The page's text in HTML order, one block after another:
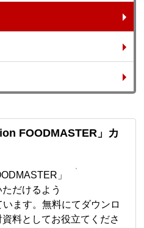
FOODMASTER」カ
」
だけるよう
ます。無料にてダウンロ
料としてお役立てくださ